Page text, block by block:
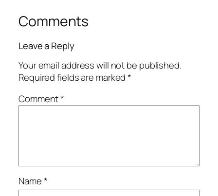
Comments
Leave a Reply
Your email address will not be published.
Required fields are marked*
Comment*
Name*